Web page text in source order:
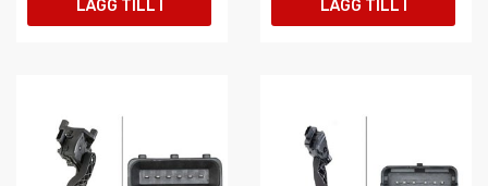
LÄGG TILL I LÄGG TILL I